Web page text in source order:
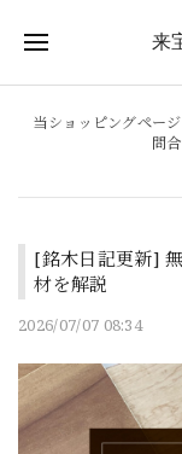
来
当ショッピングペー
問
[銘木日記更新]
材を解説
2026/07/07 08:34